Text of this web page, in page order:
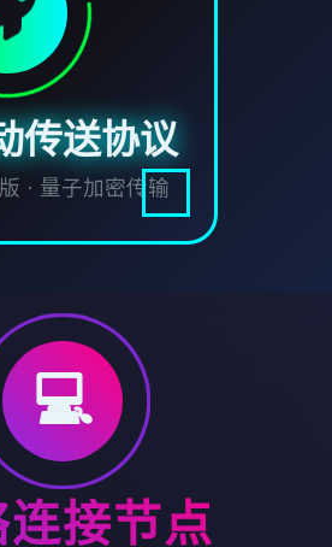
传送协议
· 量子加密传输
💻
连接节点